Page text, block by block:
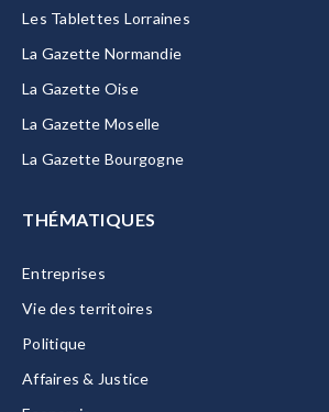
Les Tablettes Lorraines
La Gazette Normandie
La Gazette Oise
La Gazette Moselle
La Gazette Bourgogne
THÉMATIQUES
Entreprises
Vie des territoires
Politique
Affaires & Justice